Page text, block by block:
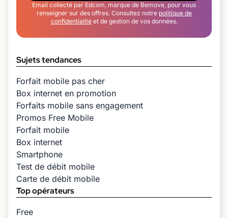
Email collecté par Edcom, marque de Bemove, pour vous
renseigner sur des offres. Consultez notre politique de
confidentialitéet de gestion de vos données.
Sujets tendances
Forfait mobile pas cher
Box internet en promotion
Forfaits mobile sans engagement
Promos Free Mobile
Forfait mobile
Box internet
Smartphone
Test de débit mobile
Carte de débit mobile
Top opérateurs
Free